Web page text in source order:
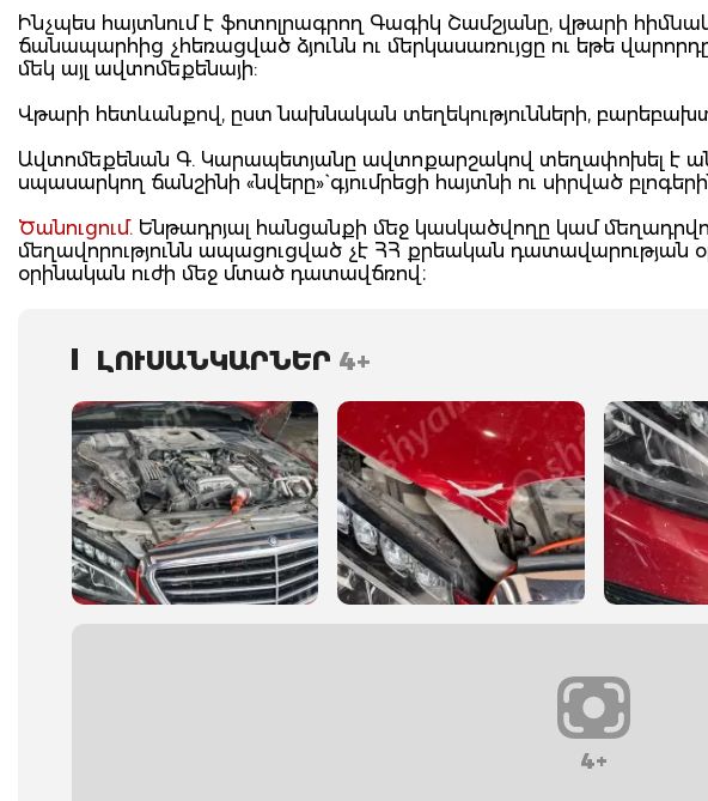
Ինչպես հայտնում է ֆոտոլրագրող Գագիկ Շամշյանը, վթարի
ճանապարհից չհեռացված ձյունն ու մերկասառույցը ու եթե
մեկ այլ ավտոմեքենայի:
Վթարի հետևանքով, ըստ նախնական տեղեկությունների,
Ավտոմեքենան Գ. Կարապետյանը ավտոքարշակով տեղափոխել է
սպասարկող ճանշինի «նվերը»` գյումրեցի հայտնի ու սիրված
Ծանուցում. Ենթադրյալ հանցանքի մեջ կասկածվողը կամ
մեղավորությունն ապացուցված չէ ՀՀ քրեական
օրինական ուժի մեջ մտած դատավճռով։
ԼՈՒՍԱՆԿԱՐՆԵՐ 4+
4+